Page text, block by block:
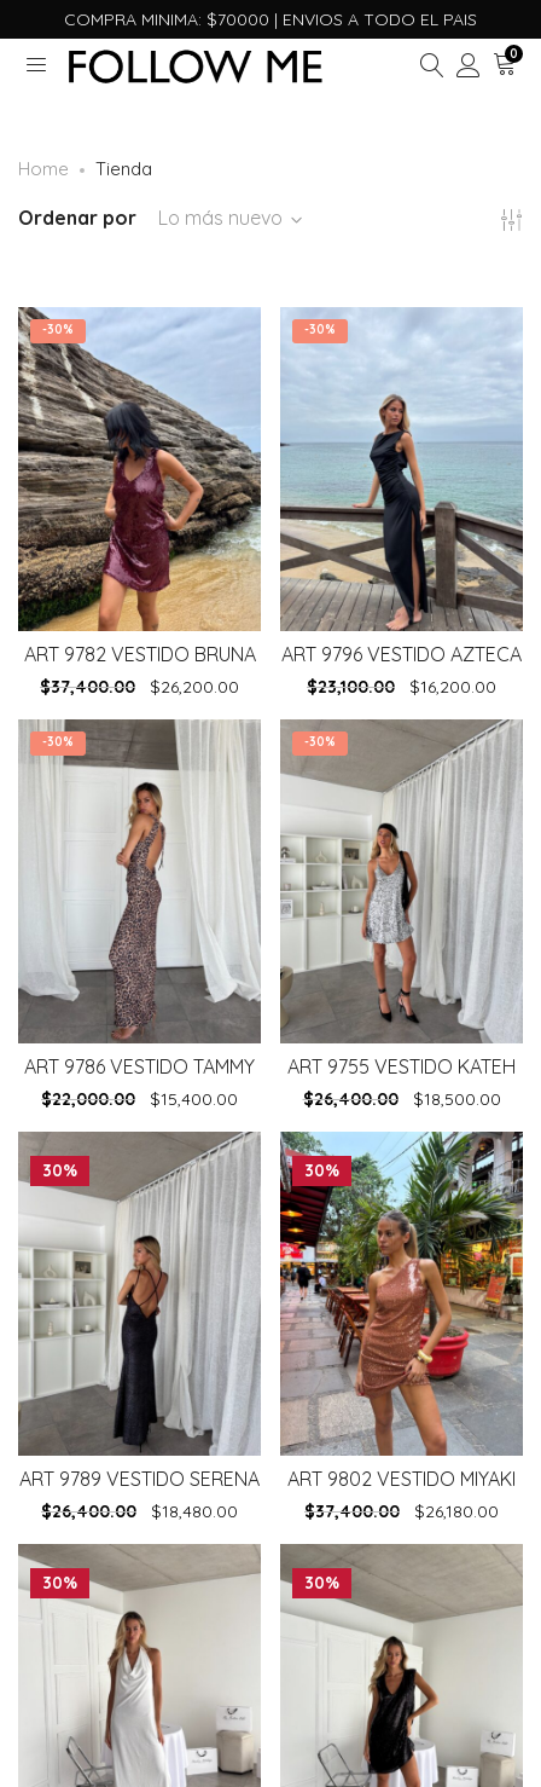
COMPRA MINIMA: $70000 | ENVIOS A TODO EL PAIS
0
Home Tienda
Ordenar por Lo más nuevo
-30%
ART 9782 VESTIDO BRUNA
$37,400.00 $26,200.00
-30%
ART 9796 VESTIDO AZTECA
$23,100.00 $16,200.00
-30%
ART 9786 VESTIDO TAMMY
$22,000.00 $15,400.00
-30%
ART 9755 VESTIDO KATEH
$26,400.00 $18,500.00
30%
ART 9789 VESTIDO SERENA
$26,400.00 $18,480.00
30%
ART 9802 VESTIDO MIYAKI
$37,400.00 $26,180.00
30% 30%